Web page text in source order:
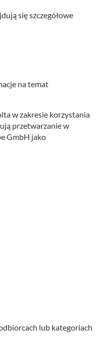
się szczegółowe
na temat
w zakresie korzystania
przetwarzanie w
GmbH jako
lub kategoriach